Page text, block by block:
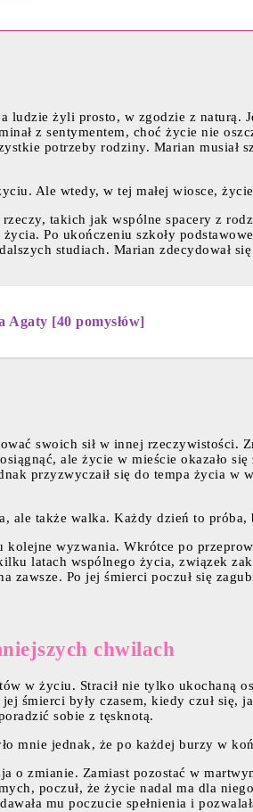
ludzie żyli prosto, w zgodzie z naturą.
z sentymentem, choć życie nie
potrzeby rodziny. Marian
Ale wtedy, w tej małej wiosce,
takich jak wspólne spacery z
Po ukończeniu szkoły
studiach. Marian zdecydował
Agaty [40 pomysłów]
swoich sił w innej rzeczywistości.
ale życie w mieście okazało
przyzwyczaił się do tempa życia
ale także walka. Każdy dzień to próba,
kolejne wyzwania. Wkrótce po
latach wspólnego życia, związek
zawsze. Po jej śmierci poczuł się
chwilach
w życiu. Stracił nie tylko ukochaną
śmierci były czasem, kiedy czuł się,
sobie z tęsknotą.
mnie jednak, że po każdej burzy w
o zmianie. Zamiast pozostać w
poczuł, że życie nadal ma dla
mu poczucie spełnienia i